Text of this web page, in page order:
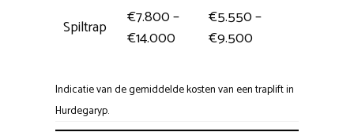
Spiltrap
€7.800 –
€14.000
€5.550 –
€9.500
Indicatie van de gemiddelde kosten van een traplift in
Hurdegaryp.